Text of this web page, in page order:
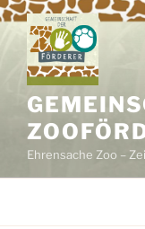
Zum
Inhalt
springen
Ehrensache Zoo –